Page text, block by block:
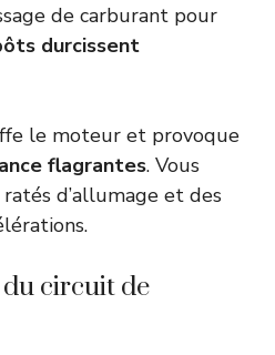
de carburant pour
durcissent
le moteur et provoque
flagrantes. Vous
d’allumage et des
circuit de